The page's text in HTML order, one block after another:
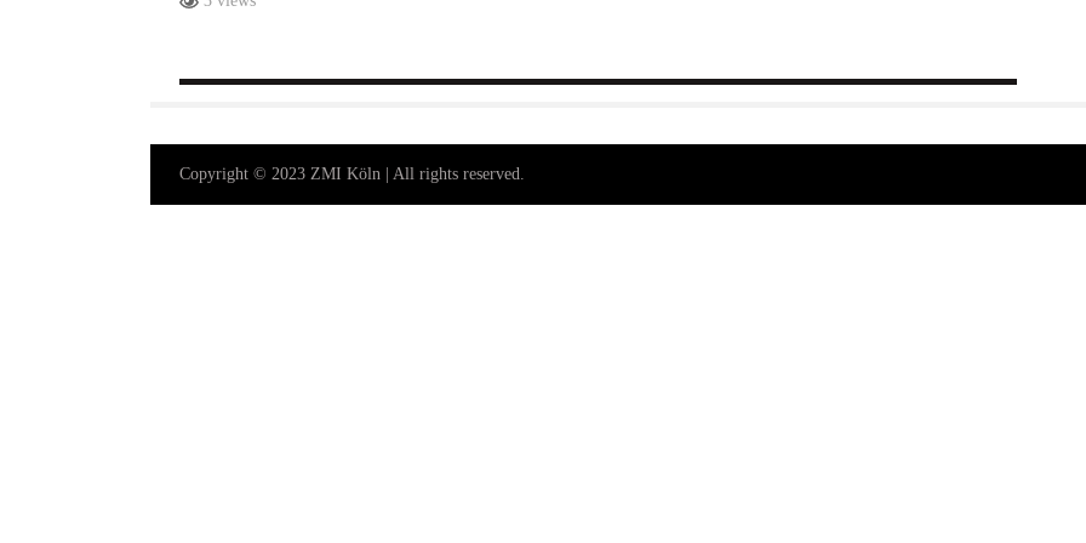
Copyright © 2023 ZMI Köln | All rights reserved.